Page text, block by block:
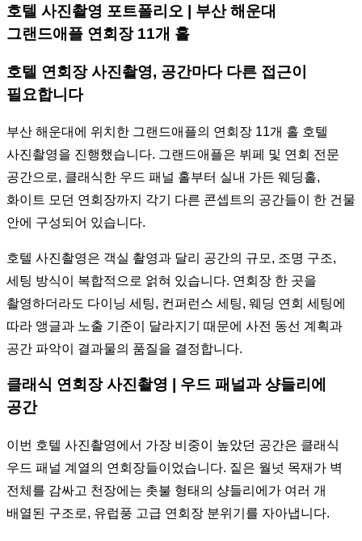
호텔 사진촬영 포트폴리오 | 부산 해운대
그랜드애플 연회장 11개 홀
호텔 연회장 사진촬영, 공간마다 다른 접근이
필요합니다
부산 해운대에 위치한 그랜드애플의 연회장 11개 홀 호텔
사진촬영을 진행했습니다. 그랜드애플은 뷔페 및 연회 전문
공간으로, 클래식한 우드 패널 홀부터 실내 가든 웨딩홀,
화이트 모던 연회장까지 각기 다른 콘셉트의 공간들이 한 건물
안에 구성되어 있습니다.
호텔 사진촬영은 객실 촬영과 달리 공간의 규모, 조명 구조,
세팅 방식이 복합적으로 얽혀 있습니다. 연회장 한 곳을
촬영하더라도 다이닝 세팅, 컨퍼런스 세팅, 웨딩 연회 세팅에
따라 앵글과 노출 기준이 달라지기 때문에 사전 동선 계획과
공간 파악이 결과물의 품질을 결정합니다.
클래식 연회장 사진촬영 | 우드 패널과 샹들리에
공간
이번 호텔 사진촬영에서 가장 비중이 높았던 공간은 클래식
우드 패널 계열의 연회장들이었습니다. 짙은 월넛 목재가 벽
전체를 감싸고 천장에는 촛불 형태의 샹들리에가 여러 개
배열된 구조로, 유럽풍 고급 연회장 분위기를 자아냅니다.